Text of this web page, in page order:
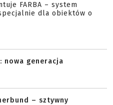
FARBA – system
dla obiektów o
nowa generacja
– sztywny